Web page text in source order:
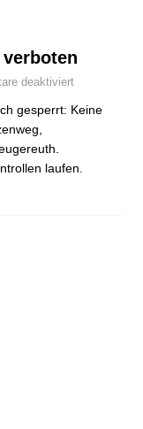
deaktiviert
gesperrt: Keine
laufen.